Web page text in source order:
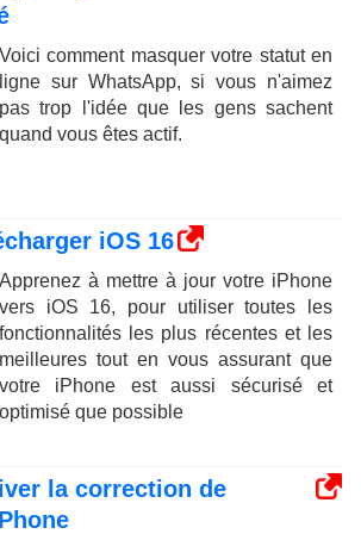
Voici comment masquer votre statut en
ligne sur WhatsApp, si vous n'aimez
pas trop l'idée que les gens sachent
quand vous êtes actif.
iOS 16
Apprenez à mettre à jour votre iPhone
vers iOS 16, pour utiliser toutes les
fonctionnalités les plus récentes et les
meilleures tout en vous assurant que
votre iPhone est aussi sécurisé et
optimisé que possible
la correction de